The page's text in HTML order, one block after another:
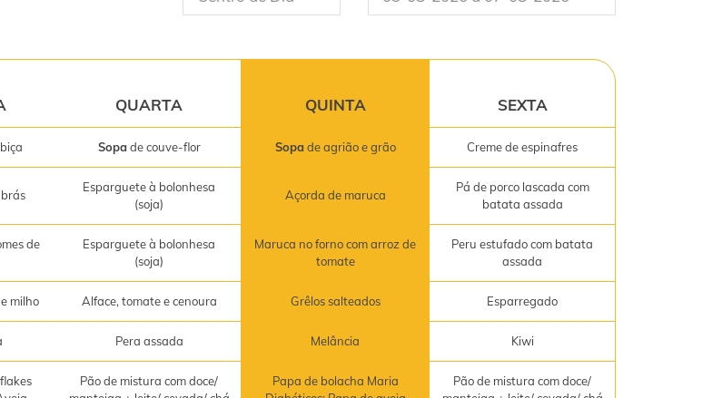
QUARTA QUINTA SEXTA
Sopade couve-flor Sopade agrião e grão Creme de espinafres
Esparguete à bolonhesa
(soja)
Açorda de maruca
Pá de porco lascada com
batata assada
de
Esparguete à bolonhesa
(soja)
Maruca no forno com arroz de
tomate
Peru estufado com batata
assada
milho Alface, tomate e cenoura Grêlos salteados Esparregado
Pera assada Melância Kiwi
Pão de mistura com doce/
Papa de bolacha Maria
Pão de mistura com doce/